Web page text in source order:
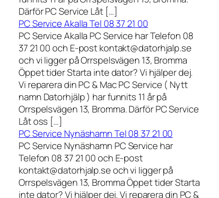
Därför PC Service Låt […]
PC Service Akalla Tel 08 37 21 00
PC Service Akalla PC Service har Telefon 08
37 21 00 och E-post kontakt@datorhjalp.se
och vi ligger på Orrspelsvägen 13, Bromma
Öppet tider Starta inte dator? Vi hjälper dej.
Vi reparera din PC & Mac PC Service ( Nytt
namn Datorhjälp ) har funnits 11 år på
Orrspelsvägen 13, Bromma. Därför PC Service
Låt oss […]
PC Service Nynäshamn Tel 08 37 21 00
PC Service Nynäshamn PC Service har
Telefon 08 37 21 00 och E-post
kontakt@datorhjalp.se och vi ligger på
Orrspelsvägen 13, Bromma Öppet tider Starta
inte dator? Vi hjälper dej. Vi reparera din PC &